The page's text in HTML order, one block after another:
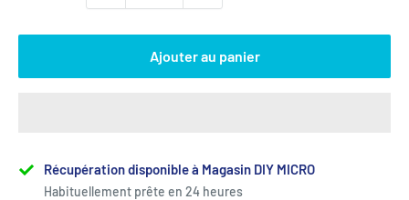
Ajouter au panier
Récupération disponible à Magasin DIY MICRO
Habituellement prête en 24 heures